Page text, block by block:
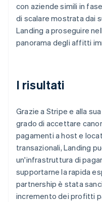
con aziende simili in
di scalare mostrata dai
Landing a proseguire
panorama degli affitti
I risultati
Grazie a Stripe e alla
grado di accettare
pagamenti a host e
transazionali, Landing
un'infrastruttura di
supportarne la rapida
partnership è stata
incremento dei profitti